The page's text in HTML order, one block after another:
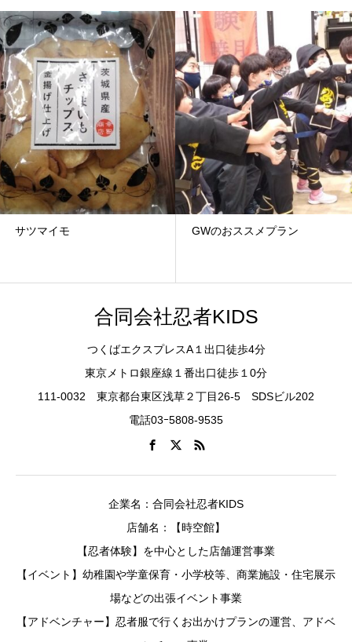
サツマイモ GWのおススメプラン
合同会社忍者KIDS
つくばエクスプレスA１出口徒歩4分
東京メトロ銀座線１番出口徒歩１0分
111-0032 東京都台東区浅草２丁目26-5 SDSビル202
電話03ｰ5808-9535
企業名：合同会社忍者KIDS
店舗名：【時空館】
【忍者体験】を中心とした店舗運営事業
【イベント】幼稚園や学童保育・小学校等、商業施設・住宅展示
場などの出張イベント事業
【アドベンチャー】忍者服で行くお出かけプランの運営、アドベ